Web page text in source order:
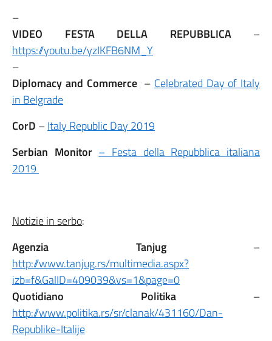
–
VIDEO
FESTA DELLA REPUBBLICA–
https://youtu.be/yzIKFB6NM_Y
–
Diplomacy and Commerce – Celebrated Day of Italy
in Belgrade
CorD –Italy Republic Day 2019
Serbian Monitor – Festa della Repubblica italiana
2019
Notizie in serbo:
Agenzia Tanjug–
http://www.tanjug.rs/multimedia.aspx?
izb=f&GalID=409039&vs=1&page=0
Quotidiano Politika –
http://www.politika.rs/sr/clanak/431160/Dan-
Republike-Italije